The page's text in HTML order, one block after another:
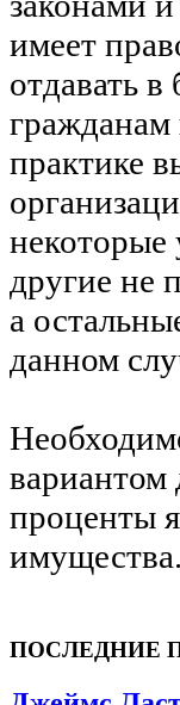
имеет
отдавать
гражданам
практике
другие не
а
данном
вариантом
проценты
имущества.
ПОСЛЕДНИЕ